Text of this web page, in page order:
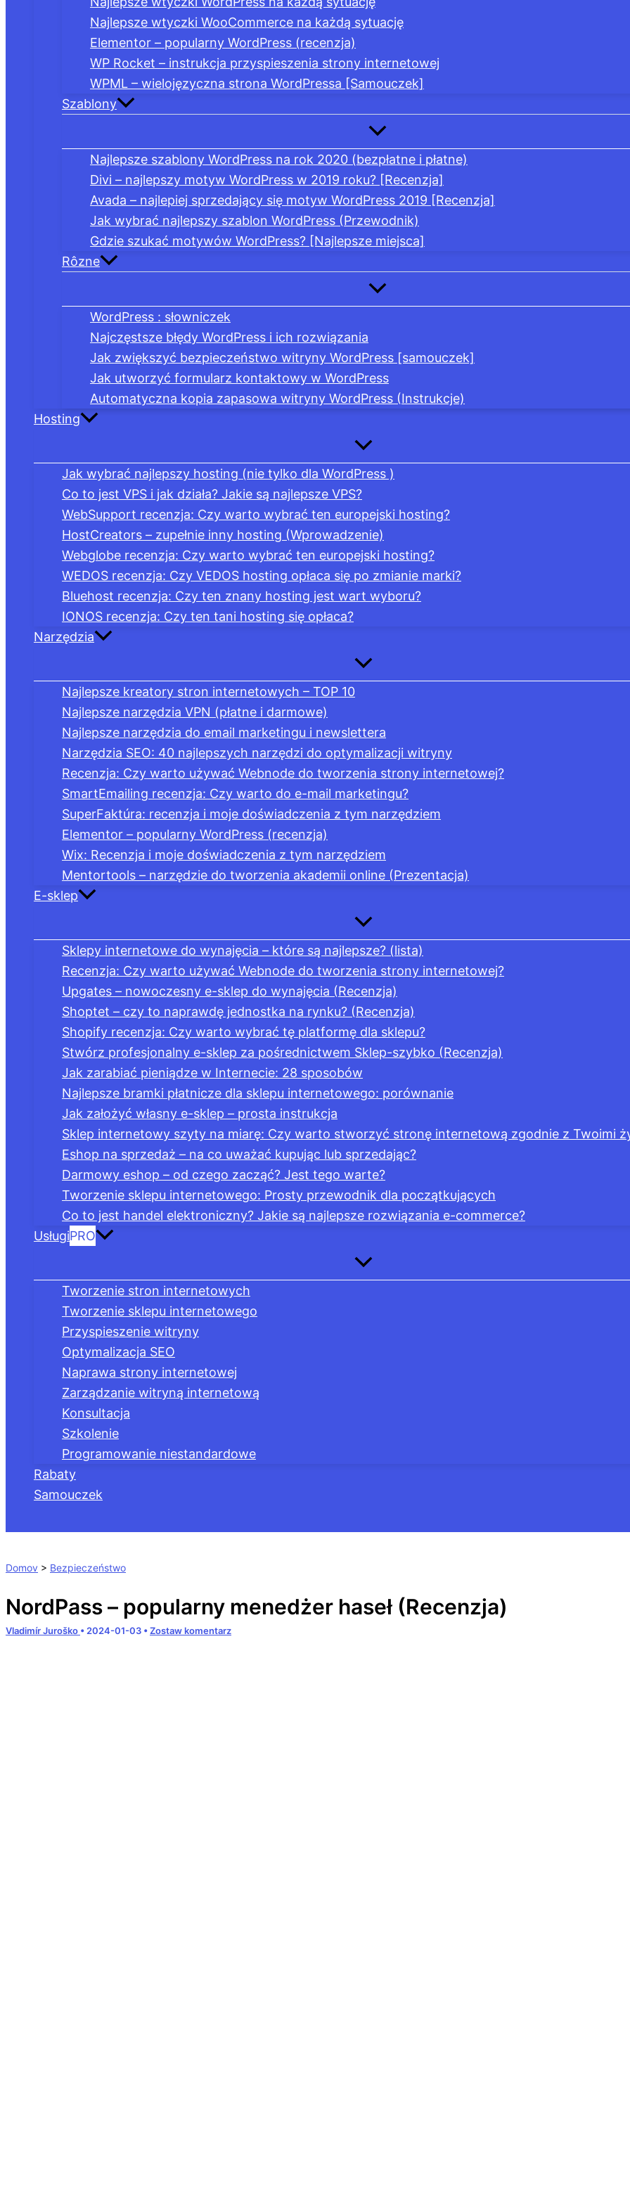
Najlepsze wtyczki WooCommerce na każdą sytuację
Elementor – popularny WordPress (recenzja)
WP Rocket – instrukcja przyspieszenia strony internetowej
WPML – wielojęzyczna strona WordPressa [Samouczek]
Szablony
Najlepsze szablony WordPress na rok 2020 (bezpłatne i płatne)
Divi – najlepszy motyw WordPress w 2019 roku? [Recenzja]
Avada – najlepiej sprzedający się motyw WordPress 2019 [Recenzja]
Jak wybrać najlepszy szablon WordPress (Przewodnik)
Gdzie szukać motywów WordPress? [Najlepsze miejsca]
Rôzne
WordPress : słowniczek
Najczęstsze błędy WordPress i ich rozwiązania
Jak zwiększyć bezpieczeństwo witryny WordPress [samouczek]
Jak utworzyć formularz kontaktowy w WordPress
Automatyczna kopia zapasowa witryny WordPress (Instrukcje)
Hosting
Jak wybrać najlepszy hosting (nie tylko dla WordPress )
Co to jest VPS i jak działa? Jakie są najlepsze VPS?
WebSupport recenzja: Czy warto wybrać ten europejski hosting?
HostCreators – zupełnie inny hosting (Wprowadzenie)
Webglobe recenzja: Czy warto wybrać ten europejski hosting?
WEDOS recenzja: Czy VEDOS hosting opłaca się po zmianie marki?
Bluehost recenzja: Czy ten znany hosting jest wart wyboru?
IONOS recenzja: Czy ten tani hosting się opłaca?
Narzędzia
Najlepsze kreatory stron internetowych – TOP 10
Najlepsze narzędzia VPN (płatne i darmowe)
Najlepsze narzędzia do email marketingu i newslettera
Narzędzia SEO: 40 najlepszych narzędzi do optymalizacji witryny
Recenzja: Czy warto używać Webnode do tworzenia strony internetowej?
SmartEmailing recenzja: Czy warto do e-mail marketingu?
SuperFaktúra: recenzja i moje doświadczenia z tym narzędziem
Elementor – popularny WordPress (recenzja)
Wix: Recenzja i moje doświadczenia z tym narzędziem
Mentortools – narzędzie do tworzenia akademii online (Prezentacja)
E-sklep
Sklepy internetowe do wynajęcia – które są najlepsze? (lista)
Recenzja: Czy warto używać Webnode do tworzenia strony internetowej?
Upgates – nowoczesny e-sklep do wynajęcia (Recenzja)
Shoptet – czy to naprawdę jednostka na rynku? (Recenzja)
Shopify recenzja: Czy warto wybrać tę platformę dla sklepu?
Stwórz profesjonalny e-sklep za pośrednictwem Sklep-szybko (Recenzja)
Jak zarabiać pieniądze w Internecie: 28 sposobów
Najlepsze bramki płatnicze dla sklepu internetowego: porównanie
Jak założyć własny e-sklep – prosta instrukcja
Sklep internetowy szyty na miarę: Czy warto stworzyć stronę internetową zgodnie z Twoimi
Eshop na sprzedaż – na co uważać kupując lub sprzedając?
Darmowy eshop – od czego zacząć? Jest tego warte?
Tworzenie sklepu internetowego: Prosty przewodnik dla początkujących
Co to jest handel elektroniczny? Jakie są najlepsze rozwiązania e-commerce?
UsługiPRO
Tworzenie stron internetowych
Tworzenie sklepu internetowego
Przyspieszenie witryny
Optymalizacja SEO
Naprawa strony internetowej
Zarządzanie witryną internetową
Konsultacja
Szkolenie
Programowanie niestandardowe
Rabaty
Samouczek
Domov > Bezpieczeństwo
NordPass – popularny menedżer haseł (Recenzja)
Vladimír Juroško • 2024-01-03 •Zostaw komentarz